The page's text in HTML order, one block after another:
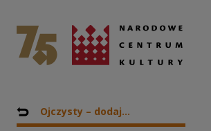
LIKIER vs.
National Centre for Culture Poland
Nawigacja
Back to: Projekty
Ojczysty – dodaj...